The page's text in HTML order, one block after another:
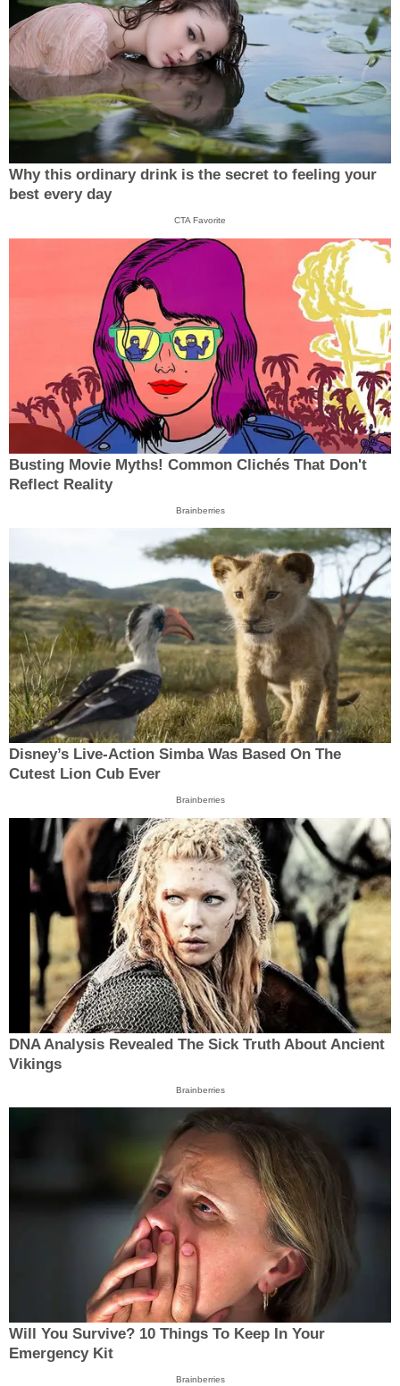
Why this ordinary drink is the secret to feeling your
best every day
CTA Favorite
Busting Movie Myths! Common Clichés That Don't
Reflect Reality
Brainberries
Disney’s Live-Action Simba Was Based On The
Cutest Lion Cub Ever
Brainberries
DNA Analysis Revealed The Sick Truth About Ancient
Vikings
Brainberries
Will You Survive? 10 Things To Keep In Your
Emergency Kit
Brainberries